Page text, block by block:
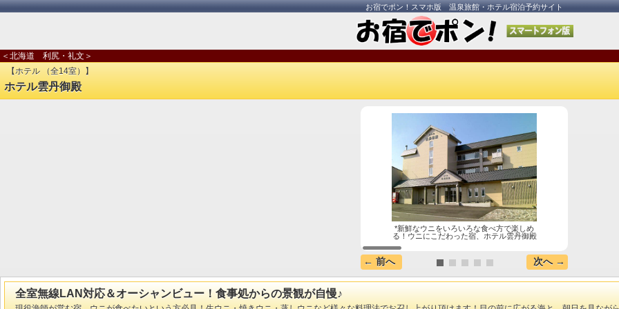
お宿でポン！スマホ版 温泉旅館・ホテル宿泊予約サイト
＜北海道 利尻・礼文＞
【ホテル （全14室）】
ホテル雲丹御殿
*新鮮なウニをいろいろな食べ方で楽しめ
る！ウニにこだわった宿、ホテル雲丹御殿
← 前へ 次へ →
全室無線LAN対応＆オーシャンビュー！食事処からの景観が自慢♪